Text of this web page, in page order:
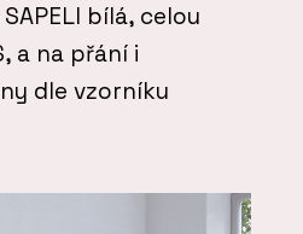
bílá, celou
a na přání i
dle vzorníku